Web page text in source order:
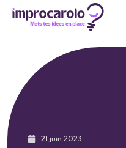
21 juin 2023